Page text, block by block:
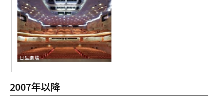
2007年以降